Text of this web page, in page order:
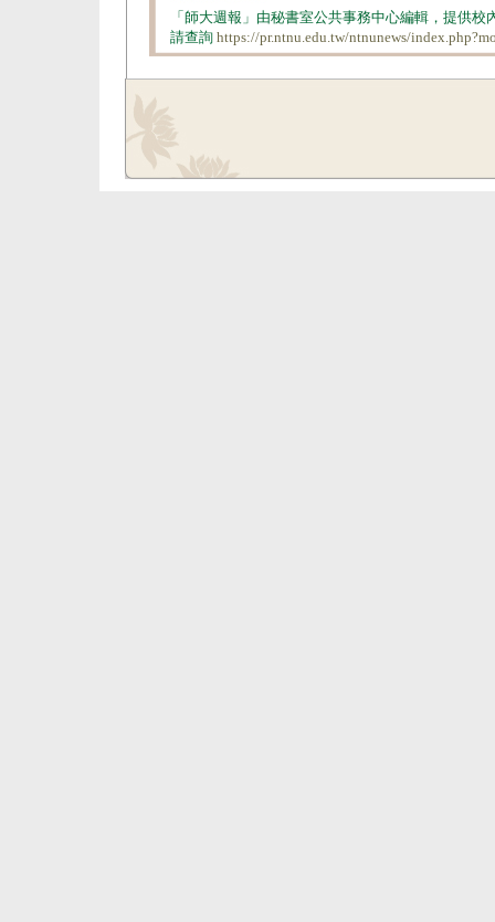
「師大週報」由秘書室公共事務中心編輯，提供
請查詢 https://pr.ntnu.edu.tw/ntnunews/